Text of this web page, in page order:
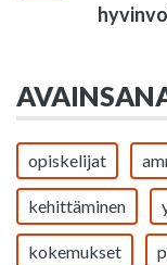
opiskelijat
kehittäminen
kokemukset